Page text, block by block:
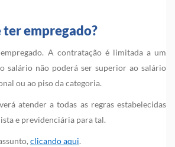
ter empregado?
A contratação é limitada a um
salário não poderá ser superior ao salário
ou ao piso da categoria.
atender a todas as regras estabelecidas
e previdenciária para tal.
clicando aqui.